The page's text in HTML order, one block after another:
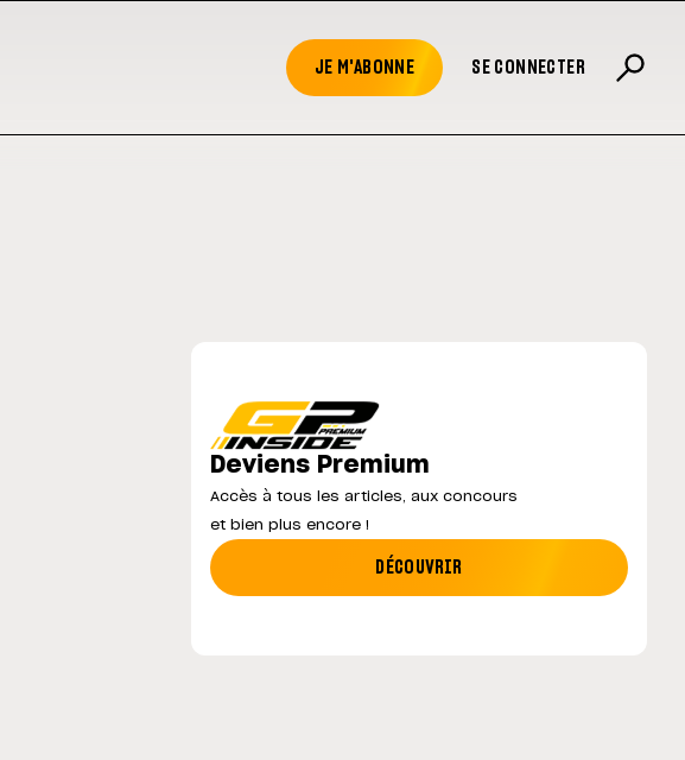
JE M'ABONNE SE CONNECTER
et vise un retour en
MotoGP : les cinq constructeurs signent un
Deviens Premium
Accès à tous les articles, aux concours
et bien plus encore !
DÉCOUVRIR